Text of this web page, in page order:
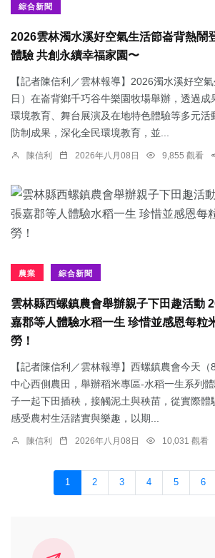
綜合新聞
2026雲林濁水溪好空氣生活節崙背熱鬧
體驗 共創永續幸福家園〜
【記者陳信利／雲林報導】2026濁水溪好空
日）在崙背鄉千巧谷牛樂園牧場舉辦，透過成
環境教育、舞台展演及在地特色體驗等多元活
防制成果，深化全民環境教育，並...
陳信利 2026年八月08日 9,855 觀看
農業 綜合新聞
雲林縣西螺鎮農會舉辦親子下田趣活動
嘉郡等人體驗水稻一生 珍惜並感恩每粒
勞！
【記者陳信利／雲林報導】西螺鎮農會今天
中心西側農田，舉辦稻米專區-水稻一生系列
子一起下田插秧，接觸泥土與秧苗，從實際體
感受農村生活踏實與樂趣，以期...
陳信利 2026年八月08日 10,031 觀看
1 2 3 4 5 6